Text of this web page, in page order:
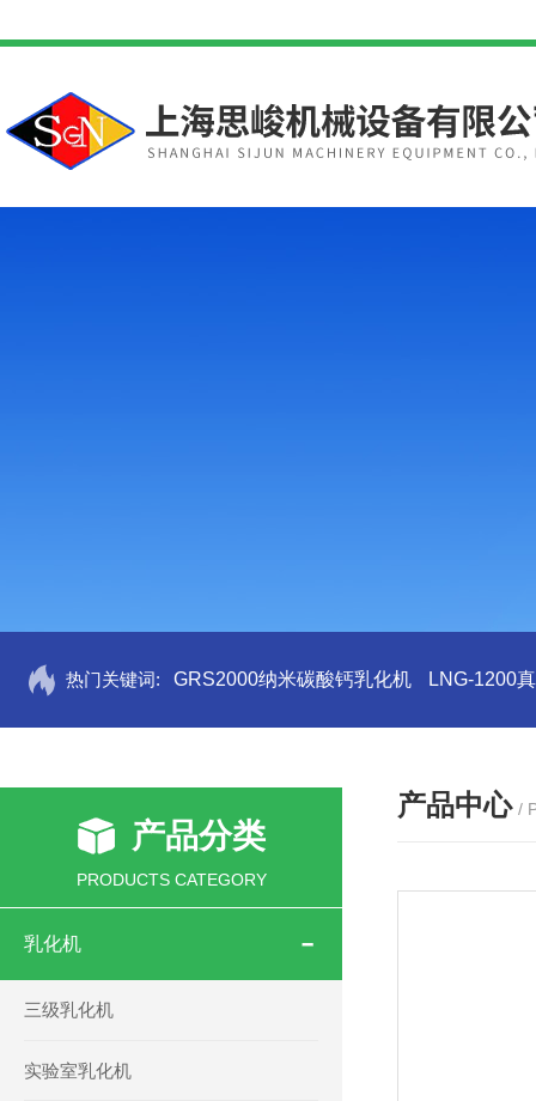
热门关键词: GRS2000纳米碳酸钙乳化机 LNG-1200
产品分类
PRODUCTS CATEGORY
乳化机
三级乳化机
实验室乳化机
产品中心 /